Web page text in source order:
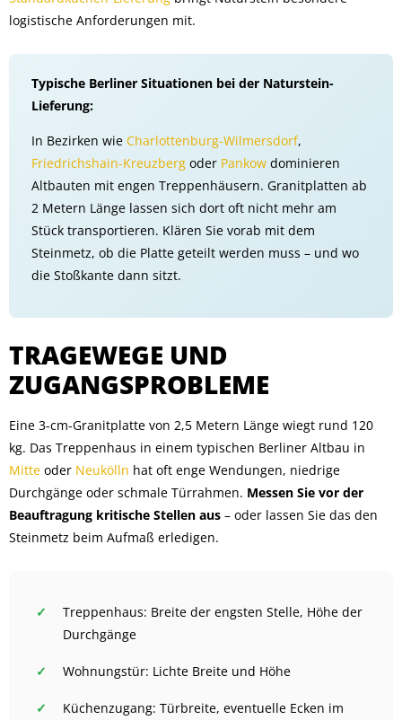
logistische Anforderungen mit.
Typische Berliner Situationen bei der Naturstein-
Lieferung:
In Bezirken wie Charlottenburg-Wilmersdorf,
Friedrichshain-Kreuzberg oder Pankow dominieren
Altbauten mit engen Treppenhäusern. Granitplatten ab
2 Metern Länge lassen sich dort oft nicht mehr am
Stück transportieren. Klären Sie vorab mit dem
Steinmetz, ob die Platte geteilt werden muss – und wo
die Stoßkante dann sitzt.
TRAGEWEGE UND
ZUGANGSPROBLEME
Eine 3-cm-Granitplatte von 2,5 Metern Länge wiegt rund 120
kg. Das Treppenhaus in einem typischen Berliner Altbau in
Mitte oder Neukölln hat oft enge Wendungen, niedrige
Durchgänge oder schmale Türrahmen. Messen Sie vor der
Beauftragung kritische Stellen aus – oder lassen Sie das den
Steinmetz beim Aufmaß erledigen.
Treppenhaus: Breite der engsten Stelle, Höhe der
Durchgänge
Wohnungstür: Lichte Breite und Höhe
Küchenzugang: Türbreite, eventuelle Ecken im